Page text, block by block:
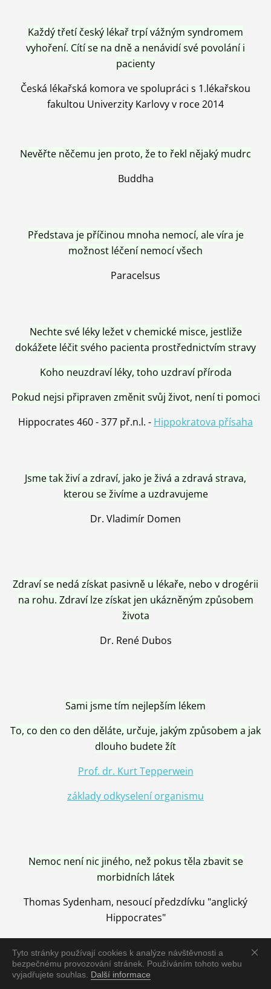
Tyto stránky používají cookies k analýze návštěvnosti a
bezpečnému provozování stránek. Používáním tohoto webu
vyjadřujete souhlas. Další informace
Každý třetí český lékař trpí vážným syndromem
vyhoření. Cítí se na dně a nenávidí své povolání i
pacienty
Česká lékařská komora ve spolupráci s 1.lékařskou
fakultou Univerzity Karlovy v roce 2014
Nevěřte něčemu jen proto, že to řekl nějaký mudrc
Buddha
Představa je příčinou mnoha nemocí, ale víra je
možnost léčení nemocí všech
Paracelsus
Nechte své léky ležet v chemické misce, jestliže
dokážete léčit svého pacienta prostřednictvím stravy
Koho neuzdraví léky, toho uzdraví příroda
Pokud nejsi připraven změnit svůj život, není ti pomoci
Hippocrates 460 - 377 př.n.l. - Hippokratova přísaha
Jsme tak živí a zdraví, jako je živá a zdravá strava,
kterou se živíme a uzdravujeme
Dr. Vladimír Domen
Zdraví se nedá získat pasivně u lékaře, nebo v drogérii
na rohu. Zdraví lze získat jen ukázněným způsobem
života
Dr. René Dubos
Sami jsme tím nejlepším lékem
To, co den co den děláte, určuje, jakým způsobem a jak
dlouho budete žít
Prof. dr. Kurt Tepperwein
základy odkyselení organismu
Nemoc není nic jiného, než pokus těla zbavit se
morbidních látek
Thomas Sydenham, nesoucí předzdívku "anglický
Hippocrates"
Nemoc je vyléčena jen pomocí Přírody, neutralizací a